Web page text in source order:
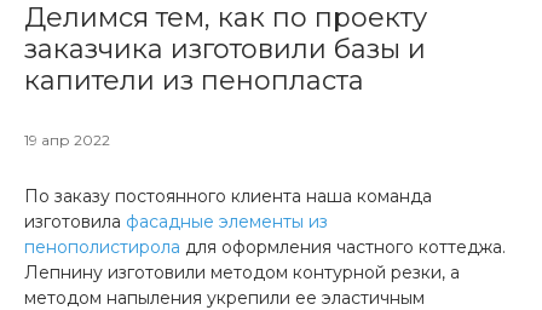
Делимся тем, как по проекту
заказчика изготовили базы и
капители из пенопласта
19 апр 2022
По заказу постоянного клиента наша команда
изготовила фасадные элементы из
пенополистирола для оформления частного коттеджа.
Лепнину изготовили методом контурной резки, а
методом напыления укрепили ее эластичным